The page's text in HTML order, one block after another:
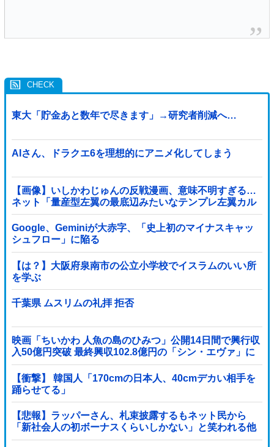
東大「貯金あと数年で尽きます」→研究者削減へ…
AIさん、ドラクエ6を理想的にアニメ化してしまう
【画像】いしかわじゅんの反戦漫画、意味不明すぎる…
ネット「量産型左翼の最底辺みたいなテンプレ左翼カル
ト陰謀妄想漫画しか描けなくなってる」
Google、Geminiが大赤字、「史上初のマイナスキャッ
シュフロー」に陥る
【は？】大阪府泉南市の公立小学校でイスラムのいい所
を学ぶ
千葉県 ムスリムの礼拝 拒否
映画「ちいかわ 人魚の島のひみつ」公開14日間で興行収
入50億円突破 最終興収102.8億円の「シン・エヴァ」に
並ぶペース
【衝撃】 韓国人「170cmの日本人、40cmデカい相手を
踊らせてる」
【悲報】ラッパーさん、札束披露するもネット民から
「新社会人の初ボーナスくらいしかない」と笑われる他